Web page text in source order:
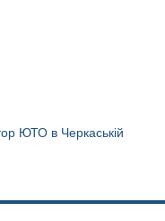
ЮТО в Черкаській